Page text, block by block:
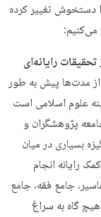
دستخوش تغییر کرده
می‌کنیم:
رایانه‌ای
مدت‌ها پیش به طور
علوم اسلامی است
پژوهشگران و
بسیاری در میان
رایانه انجام
جامع فقه، جامع
گاه به سراغ